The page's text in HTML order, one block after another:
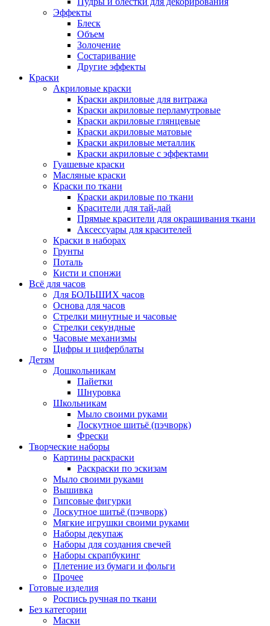
Эффекты
Блеск
Объем
Золочение
Состаривание
Другие эффекты
Краски
Акриловые краски
Краски акриловые для витража
Краски акриловые перламутровые
Краски акриловые глянцевые
Краски акриловые матовые
Краски акриловые металлик
Краски акриловые с эффектами
Гуашевые краски
Масляные краски
Краски по ткани
Краски акриловые по ткани
Красители для тай-дай
Прямые красители для окрашивания ткани
Аксессуары для красителей
Краски в наборах
Грунты
Поталь
Кисти и спонжи
Всё для часов
Для БОЛЬШИХ часов
Основа для часов
Стрелки минутные и часовые
Стрелки секундные
Часовые механизмы
Цифры и циферблаты
Детям
Дошкольникам
Пайетки
Шнуровка
Школьникам
Мыло своими руками
Лоскутное шитьё (пэчворк)
Фрески
Творческие наборы
Картины раскраски
Раскраски по эскизам
Мыло своими руками
Вышивка
Гипсовые фигурки
Лоскутное шитьё (пэчворк)
Мягкие игрушки своими руками
Наборы декупаж
Наборы для создания свечей
Наборы скрапбукинг
Плетение из бумаги и фольги
Прочее
Готовые изделия
Роспись ручная по ткани
Без категории
Маски